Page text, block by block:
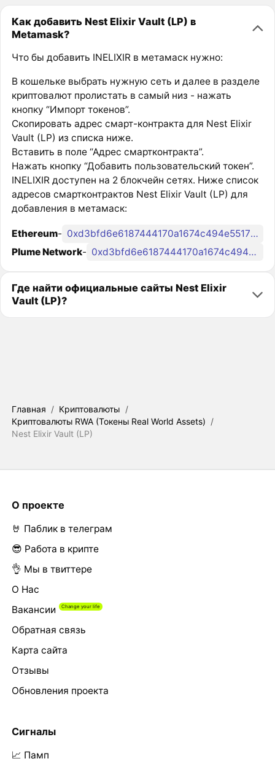
Как добавить Nest Elixir Vault (LP) в
Metamask?
Что бы добавить INELIXIR в метамаск нужно:
В кошельке выбрать нужную сеть и далее в разделе
криптовалют пролистать в самый низ - нажать
кнопку “Импорт токенов”.
Скопировать адрес смарт-контракта для Nest Elixir
Vault (LP) из списка ниже.
Вставить в поле “Адрес смартконтракта”.
Нажать кнопку “Добавить пользовательский токен”.
INELIXIR доступен на 2 блокчейн сетях. Ниже список
адресов смартконтрактов Nest Elixir Vault (LP) для
добавления в метамаск:
Ethereum-
0xd3bfd6e6187444170a1674c494e55171587b5641
Plume Network- 0xd3bfd6e6187444170a1674c494e55171587b5641
Где найти официальные сайты Nest Elixir
Vault (LP)?
Главная / Криптовалюты /
Криптовалюты RWA (Токены Real World Assets) /
Nest Elixir Vault (LP)
О проекте
🤘 Паблик в телеграм
😎 Работа в крипте
👌 Мы в твиттере
О Нас
Вакансии
Обратная связь
Карта сайта
Отзывы
Обновления проекта
Сигналы
📈 Памп